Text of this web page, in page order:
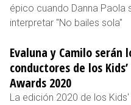
épico cuando Danna Paola
interpretar "No bailes sola"
Evaluna y Camilo serán
conductores de los Kids’
Awards 2020
La edición 2020 de los